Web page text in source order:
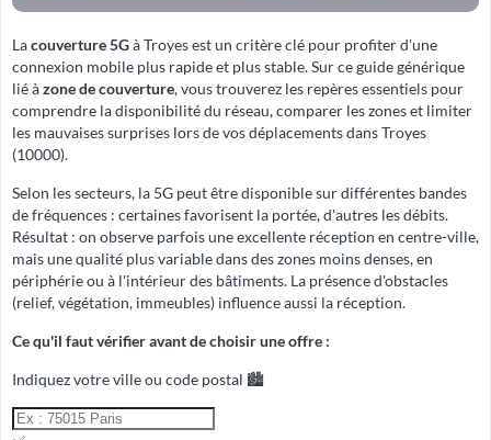
Lacouverture 5Gà Troyes est un critère clé pour profiter d'une
connexion mobile plus rapide et plus stable. Sur ce guide générique
lié àzone de couverture, vous trouverez les repères essentiels pour
comprendre la disponibilité du réseau, comparer les zones et limiter
les mauvaises surprises lors de vos déplacements dans Troyes
(10000).
Selon les secteurs, la 5G peut être disponible sur différentes bandes
de fréquences : certaines favorisent la portée, d'autres les débits.
Résultat : on observe parfois une excellente réception en centre-ville,
mais une qualité plus variable dans des zones moins denses, en
périphérie ou à l'intérieur des bâtiments. La présence d'obstacles
(relief, végétation, immeubles) influence aussi la réception.
Ce qu'il faut vérifier avant de choisir une offre :
Indiquez votre ville ou code postal 🏙️